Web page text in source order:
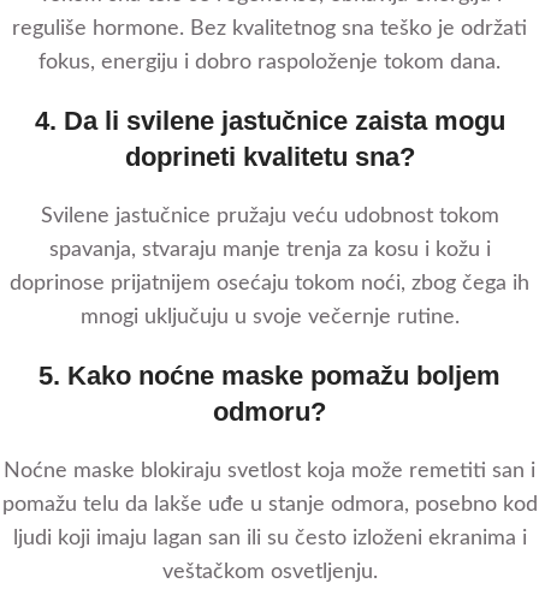
reguliše hormone. Bez kvalitetnog sna teško je održati
fokus, energiju i dobro raspoloženje tokom dana.
4. Da li svilene jastučnice zaista mogu
doprineti kvalitetu sna?
Svilene jastučnice pružaju veću udobnost tokom
spavanja, stvaraju manje trenja za kosu i kožu i
doprinose prijatnijem osećaju tokom noći, zbog čega ih
mnogi uključuju u svoje večernje rutine.
5. Kako noćne maske pomažu boljem
odmoru?
Noćne maske blokiraju svetlost koja može remetiti san i
pomažu telu da lakše uđe u stanje odmora, posebno kod
ljudi koji imaju lagan san ili su često izloženi ekranima i
veštačkom osvetljenju.